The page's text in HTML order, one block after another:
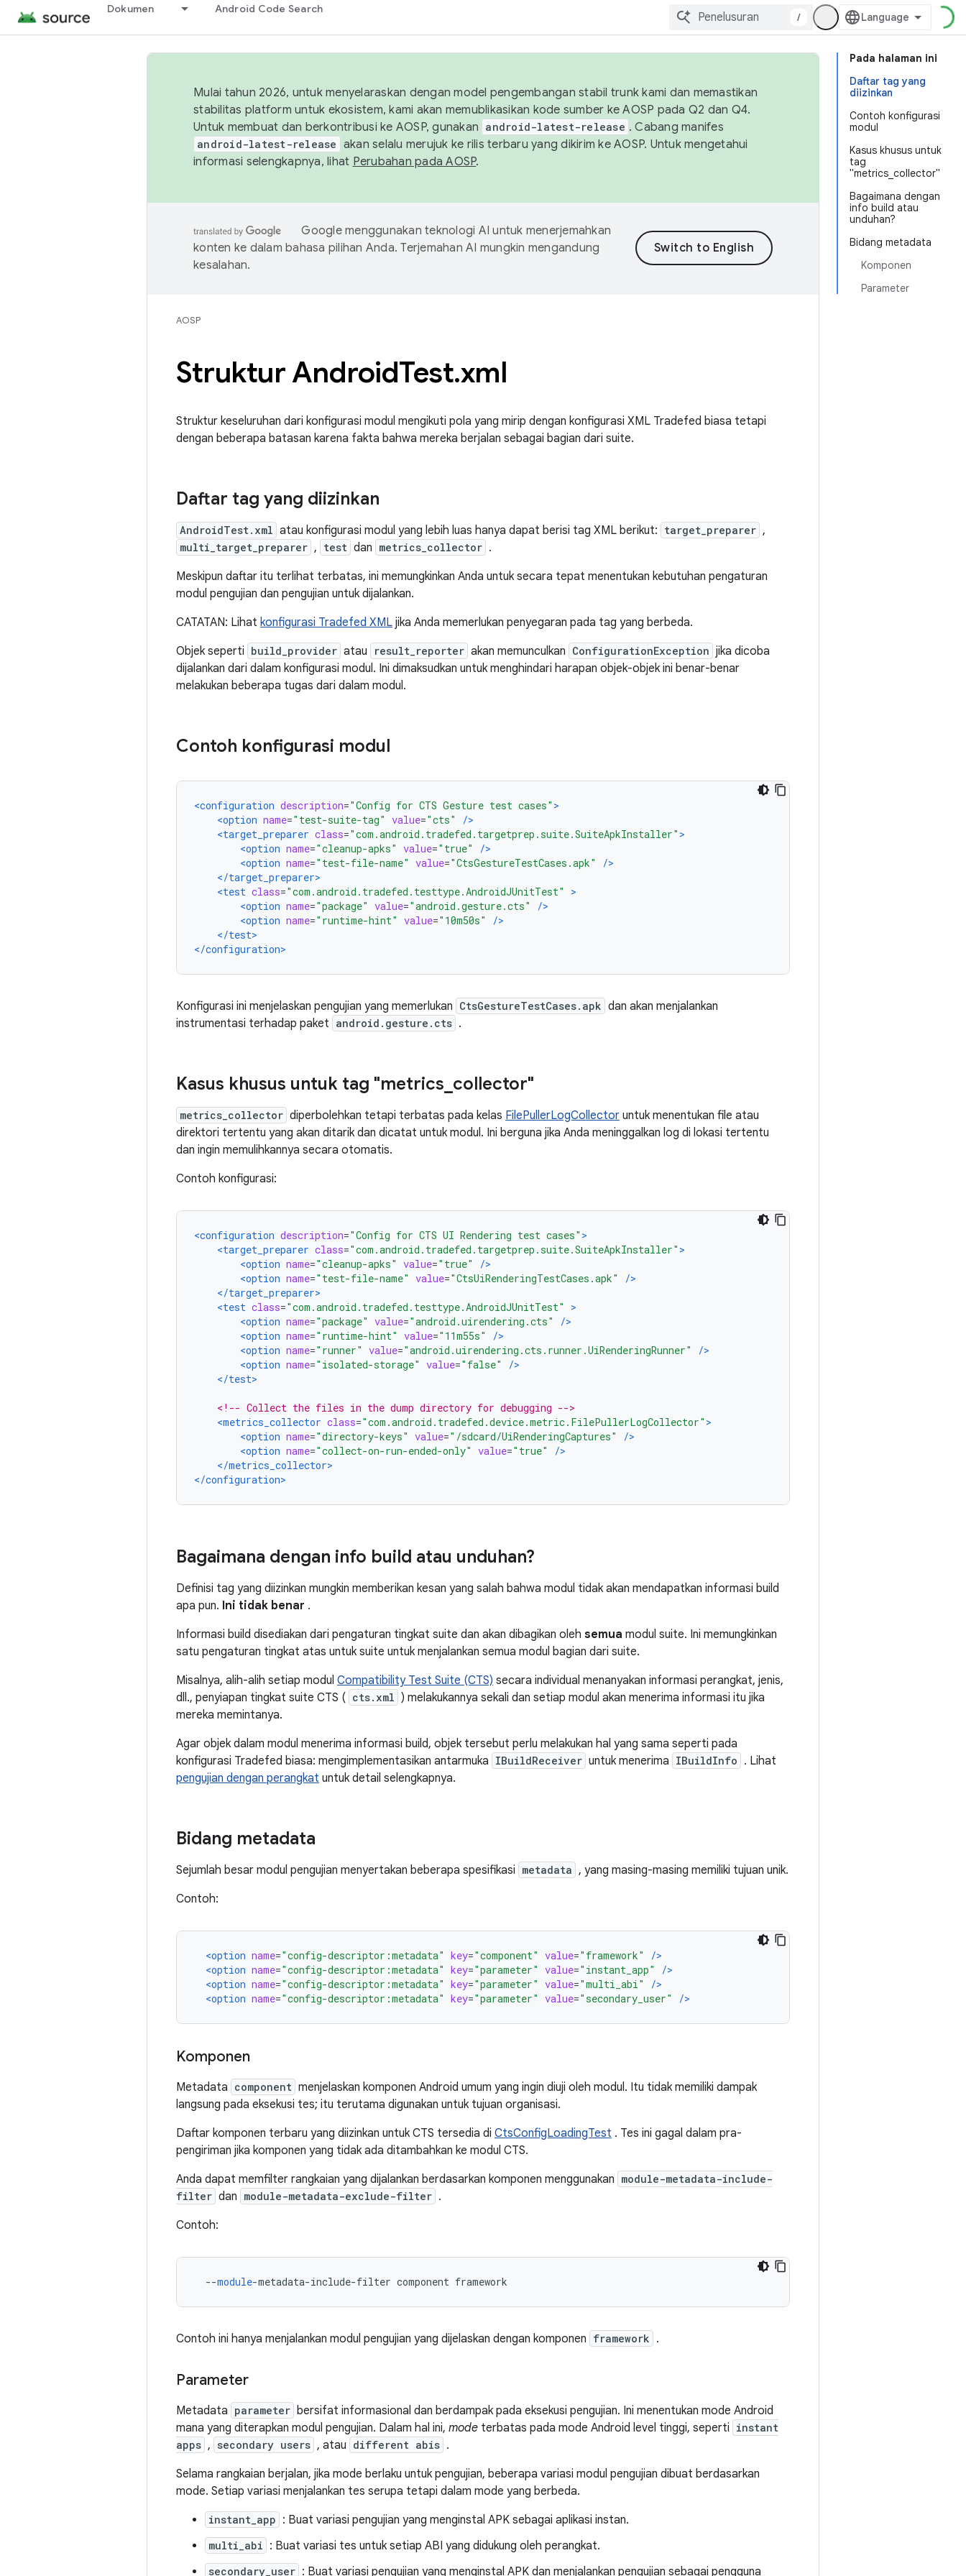
Dokumen Android Code Search
/
Pada halaman ini
Daftar tag yang
diizinkan
Contoh konfigurasi
modul
Kasus khusus untuk
tag
"metrics_collector"
Bagaimana dengan
info build atau
unduhan?
Bidang metadata
Komponen
Parameter
Mulai tahun 2026, untuk menyelaraskan dengan model pengembangan stabil trunk kami dan memastikan
stabilitas platform untuk ekosistem, kami akan memublikasikan kode sumber ke AOSP pada Q2 dan Q4.
Untuk membuat dan berkontribusi ke AOSP, gunakan android-latest-release . Cabang manifes
android-latest-release akan selalu merujuk ke rilis terbaru yang dikirim ke AOSP. Untuk mengetahui
informasi selengkapnya, lihat Perubahan pada AOSP.
Google menggunakan teknologi AI untuk menerjemahkan
konten ke dalam bahasa pilihan Anda. Terjemahan AI mungkin mengandung
kesalahan.
AOSP
Struktur AndroidTest.xml
Struktur keseluruhan dari konfigurasi modul mengikuti pola yang mirip dengan konfigurasi XML Tradefed biasa tetapi
dengan beberapa batasan karena fakta bahwa mereka berjalan sebagai bagian dari suite.
Daftar tag yang diizinkan
AndroidTest.xml atau konfigurasi modul yang lebih luas hanya dapat berisi tag XML berikut: target_preparer ,
multi_target_preparer , test dan metrics_collector .
Meskipun daftar itu terlihat terbatas, ini memungkinkan Anda untuk secara tepat menentukan kebutuhan pengaturan
modul pengujian dan pengujian untuk dijalankan.
CATATAN: Lihat konfigurasi Tradefed XML jika Anda memerlukan penyegaran pada tag yang berbeda.
Objek seperti build_provider atau result_reporter akan memunculkan ConfigurationException jika dicoba
dijalankan dari dalam konfigurasi modul. Ini dimaksudkan untuk menghindari harapan objek-objek ini benar-benar
melakukan beberapa tugas dari dalam modul.
Contoh konfigurasi modul
<configuration description="Config for CTS Gesture test cases" >
<option name="test-suite-tag" value="cts"
/>
<target_preparer class="com.android.tradefed.targetprep.suite.SuiteApkInstaller" >
<option name="cleanup-apks" value="true"
/>
<option name="test-file-name" value="CtsGestureTestCases.apk"
/>
</target_preparer>
<test class="com.android.tradefed.testtype.AndroidJUnitTest"
>
<option name="package" value="android.gesture.cts"
/>
<option name="runtime-hint" value="10m50s"
/>
</test>
</configuration>
Konfigurasi ini menjelaskan pengujian yang memerlukan CtsGestureTestCases.apk dan akan menjalankan
instrumentasi terhadap paket android.gesture.cts .
Kasus khusus untuk tag "metrics collector"
metrics_collector diperbolehkan tetapi terbatas pada kelas FilePullerLogCollector untuk menentukan file atau
direktori tertentu yang akan ditarik dan dicatat untuk modul. Ini berguna jika Anda meninggalkan log di lokasi tertentu
dan ingin memulihkannya secara otomatis.
Contoh konfigurasi:
<configuration description="Config for CTS UI Rendering test cases" >
<target_preparer class="com.android.tradefed.targetprep.suite.SuiteApkInstaller" >
<option name="cleanup-apks" value="true"
/>
<option name="test-file-name" value="CtsUiRenderingTestCases.apk"
/>
</target_preparer>
<test class="com.android.tradefed.testtype.AndroidJUnitTest"
>
<option name="package" value="android.uirendering.cts"
/>
<option name="runtime-hint" value="11m55s"
/>
<option name="runner" value="android.uirendering.cts.runner.UiRenderingRunner"
/>
<option name="isolated-storage" value="false"
/>
</test>
<!-- Collect the files in the dump directory for debugging -->
<metrics_collector class="com.android.tradefed.device.metric.FilePullerLogCollector" >
<option name="directory-keys" value="/sdcard/UiRenderingCaptures"
/>
<option name="collect-on-run-ended-only" value="true"
/>
</metrics_collector>
</configuration>
Bagaimana dengan info build atau unduhan?
Definisi tag yang diizinkan mungkin memberikan kesan yang salah bahwa modul tidak akan mendapatkan informasi build
apa pun. Ini tidak benar .
Informasi build disediakan dari pengaturan tingkat suite dan akan dibagikan oleh semua modul suite. Ini memungkinkan
satu pengaturan tingkat atas untuk suite untuk menjalankan semua modul bagian dari suite.
Misalnya, alih-alih setiap modul Compatibility Test Suite (CTS) secara individual menanyakan informasi perangkat, jenis,
dll., penyiapan tingkat suite CTS ( cts.xml ) melakukannya sekali dan setiap modul akan menerima informasi itu jika
mereka memintanya.
Agar objek dalam modul menerima informasi build, objek tersebut perlu melakukan hal yang sama seperti pada
konfigurasi Tradefed biasa: mengimplementasikan antarmuka IBuildReceiver untuk menerima IBuildInfo . Lihat
pengujian dengan perangkat untuk detail selengkapnya.
Bidang metadata
Sejumlah besar modul pengujian menyertakan beberapa spesifikasi metadata , yang masing-masing memiliki tujuan unik.
Contoh:
<option name="config-descriptor:metadata" key="component" value="framework"
/>
<option name="config-descriptor:metadata" key="parameter" value="instant_app"
/>
<option name="config-descriptor:metadata" key="parameter" value="multi_abi"
/>
<option name="config-descriptor:metadata" key="parameter" value="secondary_user" />
Komponen
Metadata component menjelaskan komponen Android umum yang ingin diuji oleh modul. Itu tidak memiliki dampak
langsung pada eksekusi tes; itu terutama digunakan untuk tujuan organisasi.
Daftar komponen terbaru yang diizinkan untuk CTS tersedia di CtsConfigLoadingTest . Tes ini gagal dalam pra-
pengiriman jika komponen yang tidak ada ditambahkan ke modul CTS.
Anda dapat memfilter rangkaian yang dijalankan berdasarkan komponen menggunakan module-metadata-include-
filter dan module-metadata-exclude-filter .
Contoh:
--module-metadata-include-filter component framework
Contoh ini hanya menjalankan modul pengujian yang dijelaskan dengan komponen framework .
Parameter
Metadata parameter bersifat informasional dan berdampak pada eksekusi pengujian. Ini menentukan mode Android
mana yang diterapkan modul pengujian. Dalam hal ini, mode terbatas pada mode Android level tinggi, seperti instant
apps , secondary users , atau different abis .
Selama rangkaian berjalan, jika mode berlaku untuk pengujian, beberapa variasi modul pengujian dibuat berdasarkan
mode. Setiap variasi menjalankan tes serupa tetapi dalam mode yang berbeda.
instant_app : Buat variasi pengujian yang menginstal APK sebagai aplikasi instan.
multi_abi : Buat variasi tes untuk setiap ABI yang didukung oleh perangkat.
secondary_user : Buat variasi pengujian yang menginstal APK dan menjalankan pengujian sebagai pengguna